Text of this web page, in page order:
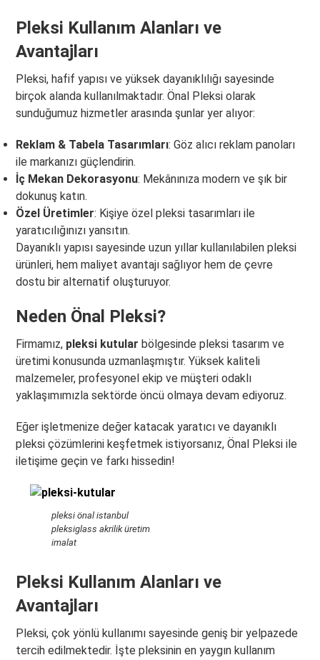
Pleksi Kullanım Alanları ve
Avantajları
Pleksi, hafif yapısı ve yüksek dayanıklılığı sayesinde
birçok alanda kullanılmaktadır. Önal Pleksi olarak
sunduğumuz hizmetler arasında şunlar yer alıyor:
Reklam & Tabela Tasarımları: Göz alıcı reklam panoları
ile markanızı güçlendirin.
İç Mekan Dekorasyonu: Mekânınıza modern ve şık bir
dokunuş katın.
Özel Üretimler: Kişiye özel pleksi tasarımları ile
yaratıcılığınızı yansıtın.
Dayanıklı yapısı sayesinde uzun yıllar kullanılabilen pleksi
ürünleri, hem maliyet avantajı sağlıyor hem de çevre
dostu bir alternatif oluşturuyor.
Neden Önal Pleksi?
Firmamız, pleksi kutular bölgesinde pleksi tasarım ve
üretimi konusunda uzmanlaşmıştır. Yüksek kaliteli
malzemeler, profesyonel ekip ve müşteri odaklı
yaklaşımımızla sektörde öncü olmaya devam ediyoruz.
Eğer işletmenize değer katacak yaratıcı ve dayanıklı
pleksi çözümlerini keşfetmek istiyorsanız, Önal Pleksi ile
iletişime geçin ve farkı hissedin!
pleksi önal istanbul
pleksiglass akrilik üretim
imalat
Pleksi Kullanım Alanları ve
Avantajları
Pleksi, çok yönlü kullanımı sayesinde geniş bir yelpazede
tercih edilmektedir. İşte pleksinin en yaygın kullanım